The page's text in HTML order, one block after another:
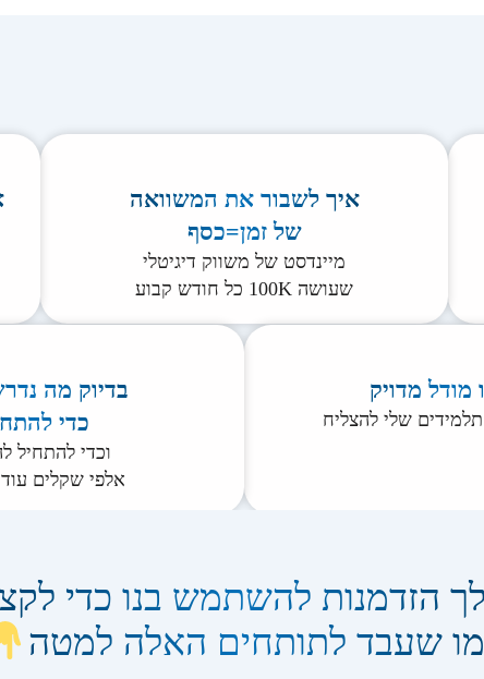
איך לשבור את המשוואה
של זמן=כסף
מיינדסט של משווק דיגיטלי
שעושה 100K כל חודש קבוע
מודל מדויק
שלי להצליח
בדיוק מה
כדי
וכדי להתחיל
אלפי שקלים
לך הזדמנות להשתמש בנו כדי
שעבד לתותחים האלה למטה